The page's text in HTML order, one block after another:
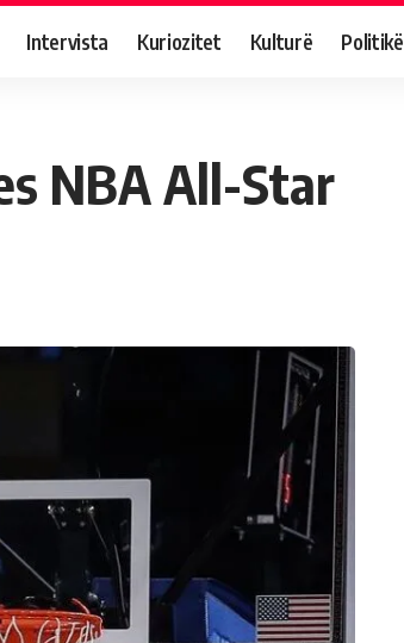
Intervista Kuriozitet Kulturë Politikë
NBA All-Star